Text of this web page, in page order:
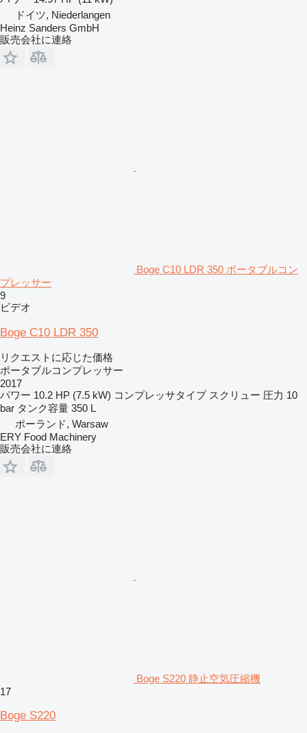
ドイツ, Niederlangen
Heinz Sanders GmbH
販売会社に連絡
Boge C10 LDR 350 ポータブルコン
プレッサー
9
ビデオ
Boge C10 LDR 350
リクエストに応じた価格
ポータブルコンプレッサー
2017
パワー 10.2 HP (7.5 kW) コンプレッサタイプ スクリュー 圧力 10
bar タンク容量 350 L
ポーランド, Warsaw
ERY Food Machinery
販売会社に連絡
Boge S220 静止空気圧縮機
17
Boge S220